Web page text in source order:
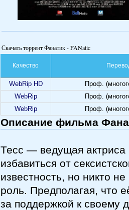
Скачать торрент Фанатик - FANatic
Качество
WebRip HD
Проф.
WebRip
Проф.
WebRip
Проф.
Описание фильма
Тесс — ведущая
избавиться от
известность, но никто
роль. Предполагая, что
за поддержкой к своему